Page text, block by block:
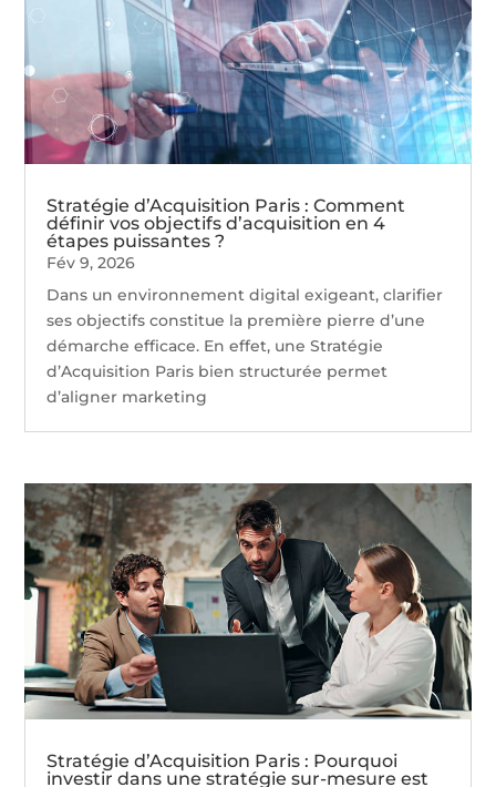
Stratégie d’Acquisition Paris : Comment
définir vos objectifs d’acquisition en 4
étapes puissantes ?
Fév 9, 2026
Dans un environnement digital exigeant, clarifier
ses objectifs constitue la première pierre d’une
démarche efficace. En effet, une Stratégie
d’Acquisition Paris bien structurée permet
d’aligner marketing
Stratégie d’Acquisition Paris : Pourquoi
investir dans une stratégie sur-mesure est